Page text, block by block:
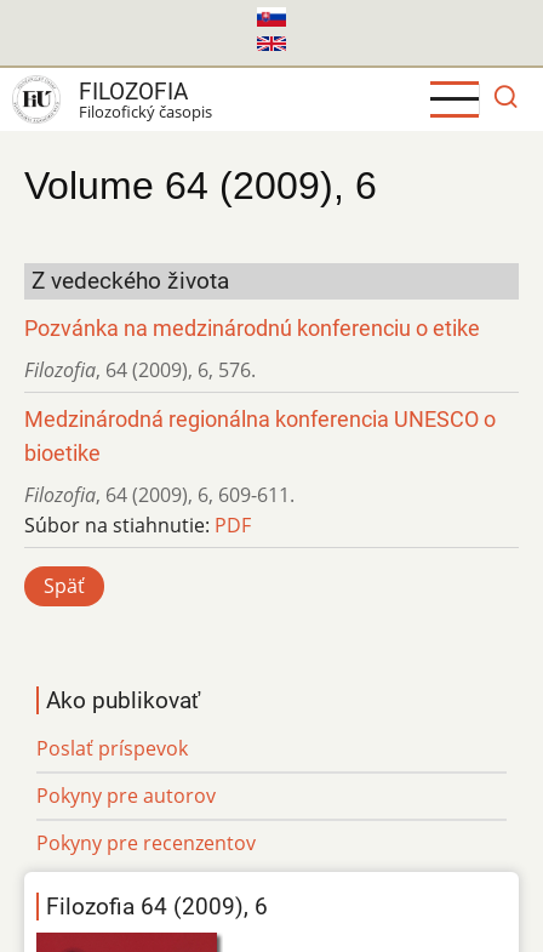
hlavný
obsah
FILOZOFIA
Filozofický časopis
Volume 64 (2009), 6
Z vedeckého života
Pozvánka na medzinárodnú konferenciu o etike
Filozofia, 64 (2009), 6, 576.
Medzinárodná regionálna konferencia UNESCO o
bioetike
Filozofia, 64 (2009), 6, 609-611.
Súbor na stiahnutie: PDF
Späť
Ako publikovať
Poslať príspevok
Pokyny pre autorov
Pokyny pre recenzentov
Filozofia 64 (2009), 6